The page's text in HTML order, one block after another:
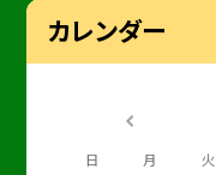
カレンダー
日 月 火